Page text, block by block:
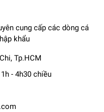
vị vận chuyển.
theo phí grab )
- 3 ngày
cung cấp các dòng cá
khẩu
Tp.HCM
- 4h30 chiều